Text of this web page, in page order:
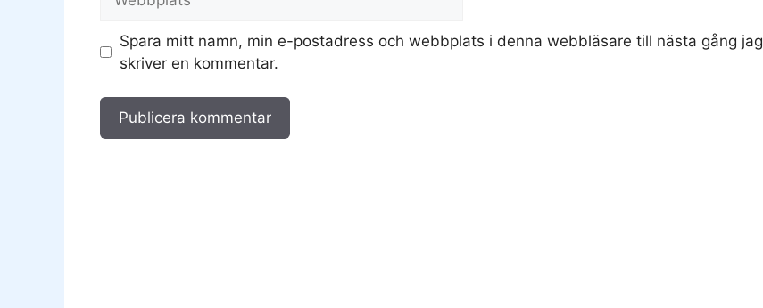
Spara mitt namn, min e-postadress och webbplats i denna webbläsare till nästa gång jag
skriver en kommentar.